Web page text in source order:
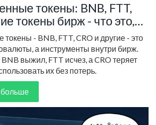
токены: BNB, FTT,
токены бирж - что это,
и стоит ли держать
- BNB, FTT, CRO и другие - это
а инструменты внутри бирж.
выжил, FTT исчез, а CRO теряет
их без потерь.
больше